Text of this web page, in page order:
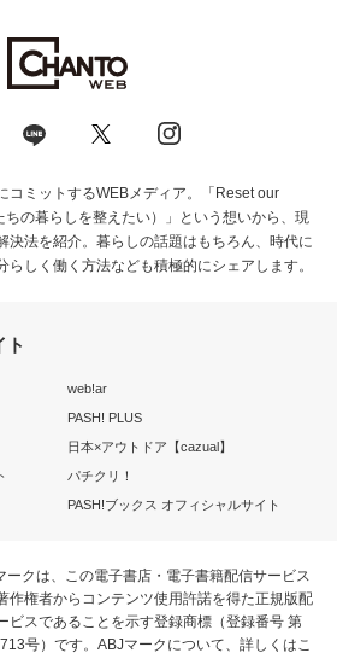
コミットするWEBメディア。「Reset our
ちの暮らしを整えたい）」という想いから、現
決法を紹介。暮らしの話題はもちろん、時代に
らしく働く方法なども積極的にシェアします。
ト
web!ar
PASH! PLUS
日本×アウトドア【cazual】
パチクリ！
PASH!ブックス オフィシャルサイト
ークは、この電子書店・電子書籍配信サービス
作権者からコンテンツ使用許諾を得た正規版配
ビスであることを示す登録商標（登録番号 第
号）です。ABJマークについて、詳しくはこ